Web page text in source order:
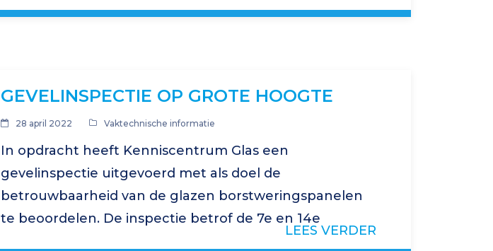
GEVELINSPECTIE OP GROTE HOOGTE
28 april 2022 Vaktechnische informatie
In opdracht heeft Kenniscentrum Glas een
gevelinspectie uitgevoerd met als doel de
betrouwbaarheid van de glazen borstweringspanelen
te beoordelen. De inspectie betrof de 7e en 14e
LEES VERDER